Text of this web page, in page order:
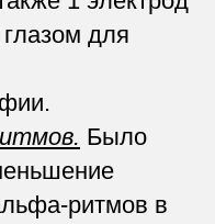
для
Было
ритмов в